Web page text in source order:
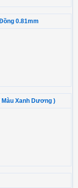
0.81mm
Màu Xanh Dương )